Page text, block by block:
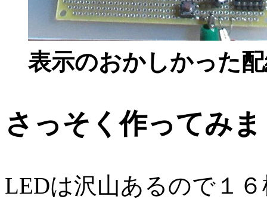
表示のおかしかった
さっそく作ってみ
LEDは沢山あるので１